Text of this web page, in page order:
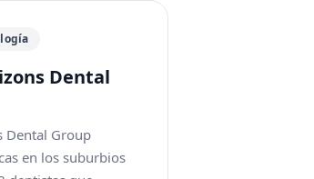
eventos saturadas
Los editores
herramientas
de 3 a 4 semanas
de fotos, retrasando
del anuario.
Dental
Dental Group
en los suburbios